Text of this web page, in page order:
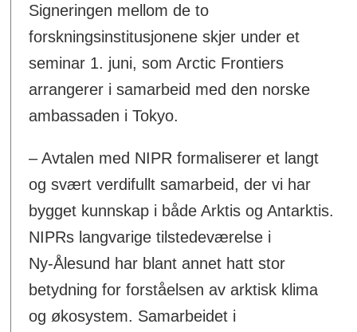
Signeringen mellom de to
forskningsinstitusjonene skjer under et
seminar 1. juni, som Arctic Frontiers
arrangerer i samarbeid med den norske
ambassaden i Tokyo.
– Avtalen med NIPR formaliserer et langt
og svært verdifullt samarbeid, der vi har
bygget kunnskap i både Arktis og Antarktis.
NIPRs langvarige tilstedeværelse i
Ny‑Ålesund har blant annet hatt stor
betydning for forståelsen av arktisk klima
og økosystem. Samarbeidet i